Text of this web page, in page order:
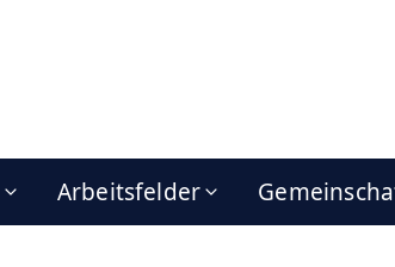
Arbeitsfelder